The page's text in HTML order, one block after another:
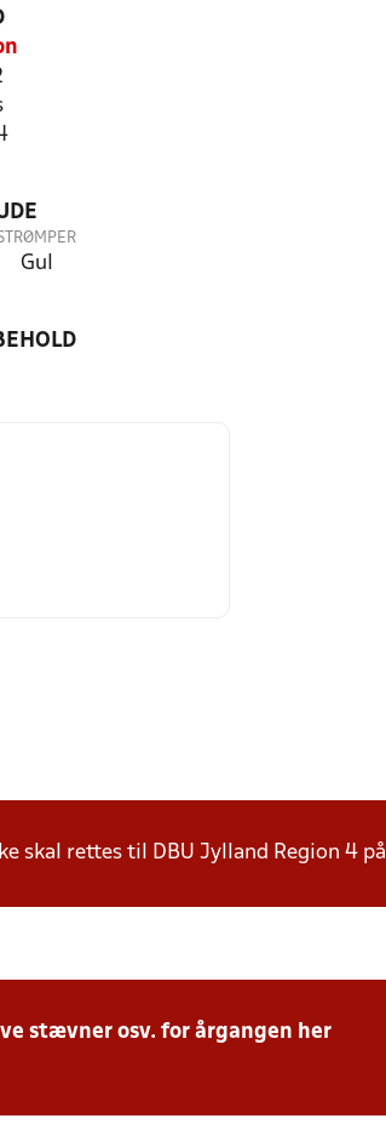
Gul
skal rettes til DBU Jylland Region 4 på
stævner osv. for årgangen her